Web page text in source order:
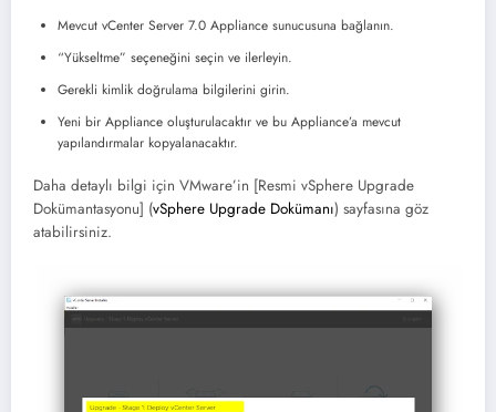
Mevcut vCenter Server 7.0 Appliance sunucusuna bağlanın.
“Yükseltme” seçeneğini seçin ve ilerleyin.
Gerekli kimlik doğrulama bilgilerini girin.
Yeni bir Appliance oluşturulacaktır ve bu Appliance’a mevcut
yapılandırmalar kopyalanacaktır.
Daha detaylı bilgi için VMware’in [Resmi vSphere Upgrade
Dokümantasyonu] (vSphere Upgrade Dokümanı) sayfasına göz
atabilirsiniz.